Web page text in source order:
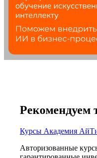
Рекомендуем
Курсы Академия
Авторизованные